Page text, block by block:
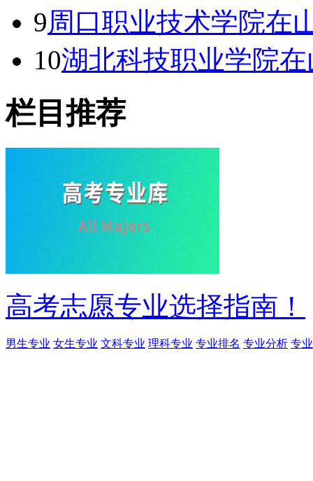
9周口职业技术学院在
10湖北科技职业学院
栏目推荐
高考志愿专业选择指南！
男生专业 女生专业 文科专业 理科专业 专业排名 专业分析 专